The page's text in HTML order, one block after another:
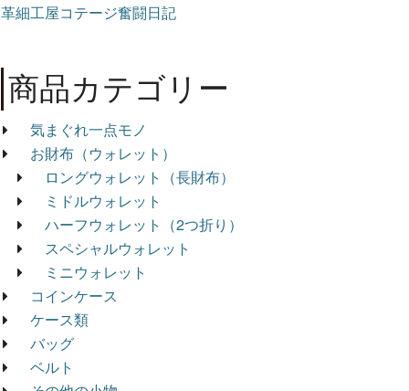
革細工屋コテージ奮闘日記
商品カテゴリー
気まぐれ一点モノ
お財布（ウォレット）
ロングウォレット（長財布）
ミドルウォレット
ハーフウォレット（2つ折り）
スペシャルウォレット
ミニウォレット
コインケース
ケース類
バッグ
ベルト